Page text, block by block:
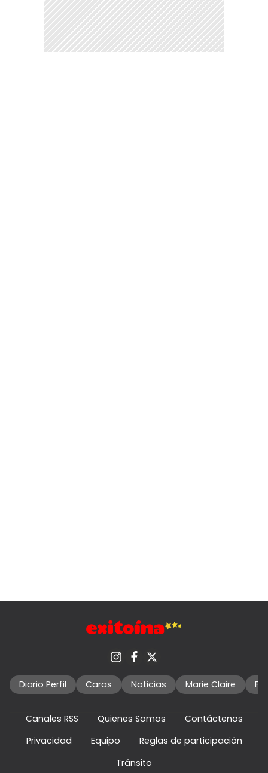
Diario Perfil Caras Noticias Marie Claire
Canales RSS Quienes Somos
Contáctenos
Privacidad
Equipo
Reglas de participación
Tránsito